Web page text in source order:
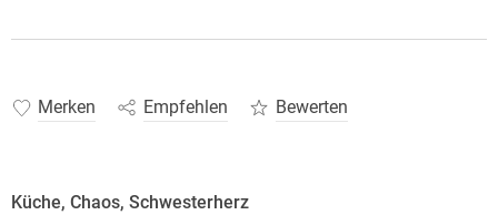
Merken Empfehlen Bewerten
Küche, Chaos, Schwesterherz